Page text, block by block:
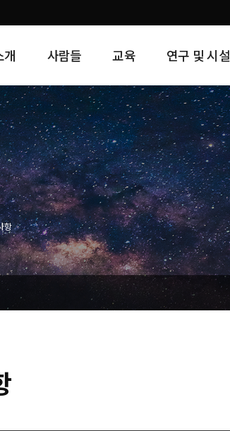
개 사람들 교육 연구 및 시설
항